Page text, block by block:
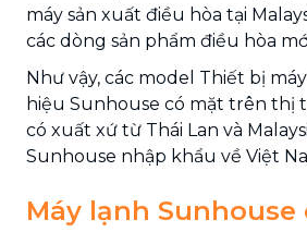
máy sản xuất điều hòa tại
các dòng sản phẩm điều hòa
Như vậy, các model Thiết bị
hiệu Sunhouse có mặt trên thị
có xuất xứ từ Thái Lan và
Sunhouse nhập khẩu về Việt
Máy lạnh